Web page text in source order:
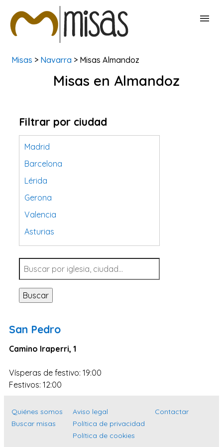
BUSCAR MISAS
Misas > Navarra > Misas Almandoz
Misas en Almandoz
Filtrar por ciudad
Madrid
Barcelona
Lérida
Gerona
Valencia
Asturias
Tarragona
Navarra
Valladolid
Sevilla
Santa Cruz de Tenerife
Cantabria
Islas Baleares
Las Palmas
Buscar
San Pedro
Camino Iraperri, 1
Vísperas de festivo: 19:00
Festivos: 12:00
Quiénes somos
Buscar misas
Aviso legal
Política de privacidad
Política de cookies
Contactar